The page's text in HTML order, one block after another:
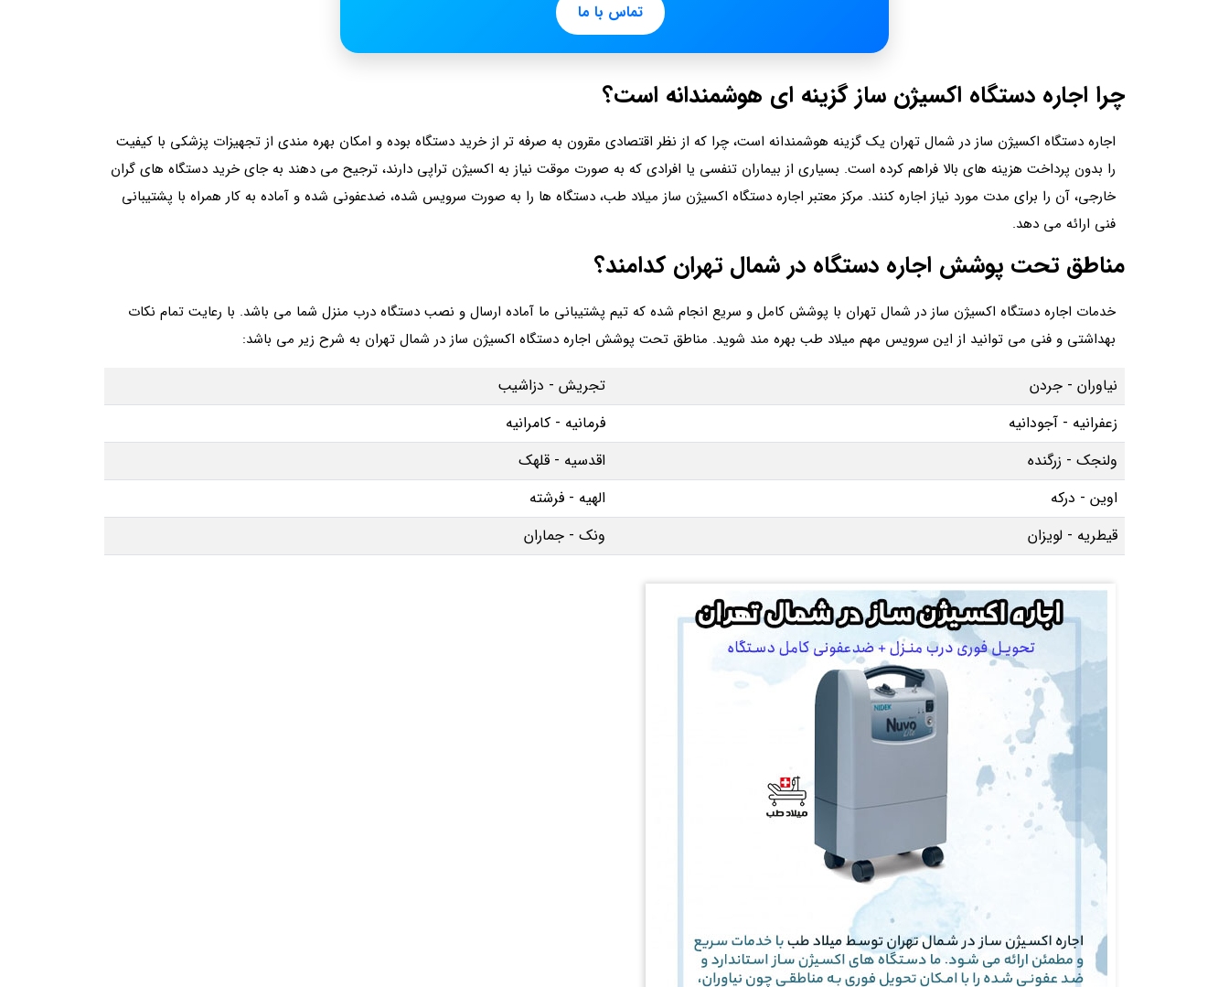
تماس با ما
چرا اجاره دستگاه اکسیژن ساز گزینه ای هوشمندانه است؟
اجاره دستگاه اکسیژن ساز در شمال تهران یک گزینه هوشمندانه است، چرا که از نظر اقتصادی مقرون به صرفه تر از خرید دستگاه بوده و امکان بهره مندی از تجهیزات پزشکی با کیفیت
را بدون پرداخت هزینه های بالا فراهم کرده است. بسیاری از بیماران تنفسی یا افرادی که به‌ صورت موقت نیاز به اکسیژن‌ تراپی دارند، ترجیح می دهند به‌ جای خرید دستگاه های گران
خارجی، آن را برای مدت مورد نیاز اجاره کنند. مرکز معتبر اجاره دستگاه اکسیژن‌ ساز میلاد طب، دستگاه‌ ها را به صورت سرویس‌ شده، ضدعفونی‌ شده و آماده به کار همراه با پشتیبانی
فنی ارائه می دهد.
مناطق تحت پوشش اجاره دستگاه در شمال تهران کدامند؟
خدمات اجاره دستگاه اکسیژن‌ ساز در شمال تهران با پوشش کامل و سریع انجام شده که تیم پشتیبانی ما آماده ارسال و نصب دستگاه درب منزل شما می باشد. با رعایت تمام نکات
بهداشتی و فنی می توانید از این سرویس مهم میلاد طب بهره مند شوید. مناطق تحت پوشش اجاره دستگاه اکسیژن ساز در شمال تهران به شرح زیر می باشد:
نیاوران - جردن
تجریش - دزاشیب
زعفرانیه - آجودانیه
فرمانیه - کامرانیه
ولنجک - زرگنده
اقدسیه - قلهک
اوین - درکه
الهیه - فرشته
قیطریه - لویزان
ونک - جماران